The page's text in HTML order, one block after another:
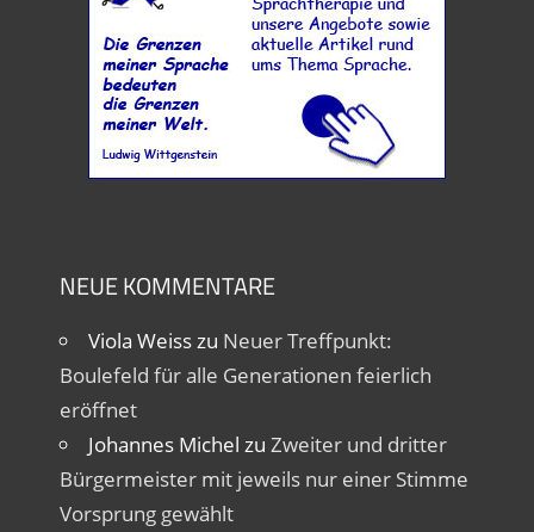
NEUE KOMMENTARE
Viola Weisszu Neuer Treffpunkt:
Boulefeld für alle Generationen feierlich
eröffnet
Johannes Michel zu Zweiter und dritter
Bürgermeister mit jeweils nur einer Stimme
Vorsprung gewählt